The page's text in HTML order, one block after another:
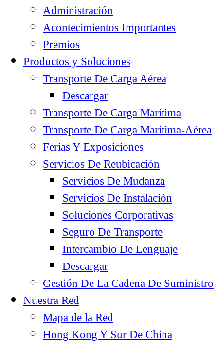
Administración
Acontecimientos Importantes
Premios
Productos y Soluciones
Transporte De Carga Aérea
Descargar
Transporte De Carga Marítima
Transporte De Carga Marítima-Aérea
Ferias Y Exposiciones
Servicios De Reubicación
Servicios De Mudanza
Servicios De Instalación
Soluciones Corporativas
Seguro De Transporte
Intercambio De Lenguaje
Descargar
Gestión De La Cadena De Suministro
Nuestra Red
Mapa de la Red
Hong Kong Y Sur De China